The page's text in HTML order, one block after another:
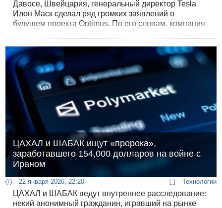
Давосе, Швейцария, генеральный директор Tesla
Илон Маск сделал ряд громких заявлений о
будущем проекта Optimus. По его словам, компания
ЦАХАЛ и ШАБАК ищут «пророка»,
заработавшего 154,000 долларов на войне с
Ираном
22 января 2026, 22:20 Технологии
ЦАХАЛ и ШАБАК ведут внутреннее расследование:
некий анонимный гражданин, игравший на рынке